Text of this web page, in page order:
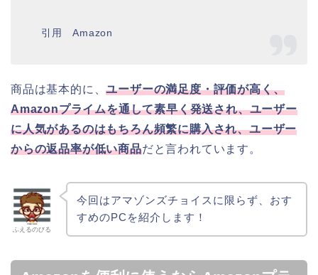
引用 Amazon
商品は基本的に、ユーザーの満足度・評価が高く、
Amazonプライムを通して素早く発送され、ユーザー
に人気があるのはもちろん頻繁に購入され、ユーザー
からの返品率が低い商品だと言われています。
ふえるのびる
今回はアマゾンズチョイスに限らず、おす
すめのPCを紹介します！